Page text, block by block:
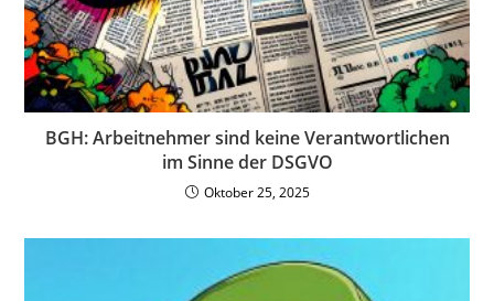
BGH: Arbeitnehmer sind keine Verantwortlichen
im Sinne der DSGVO
Oktober 25, 2025